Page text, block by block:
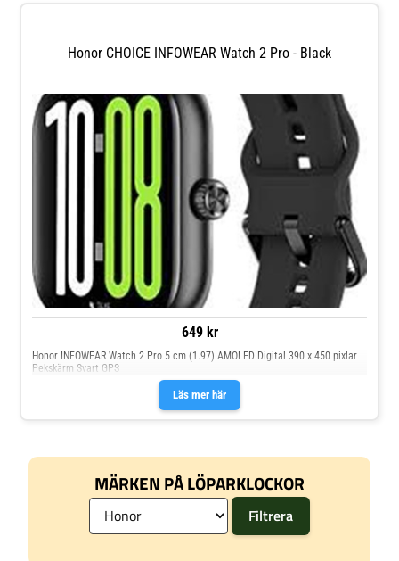
Honor CHOICE INFOWEAR Watch 2 Pro - Black
649 kr
Läs mer här
Honor INFOWEAR Watch 2 Pro 5 cm (1.97) AMOLED Digital 390 x 450 pixlar
Pekskärm Svart GPS
MÄRKEN PÅ LÖPARKLOCKOR